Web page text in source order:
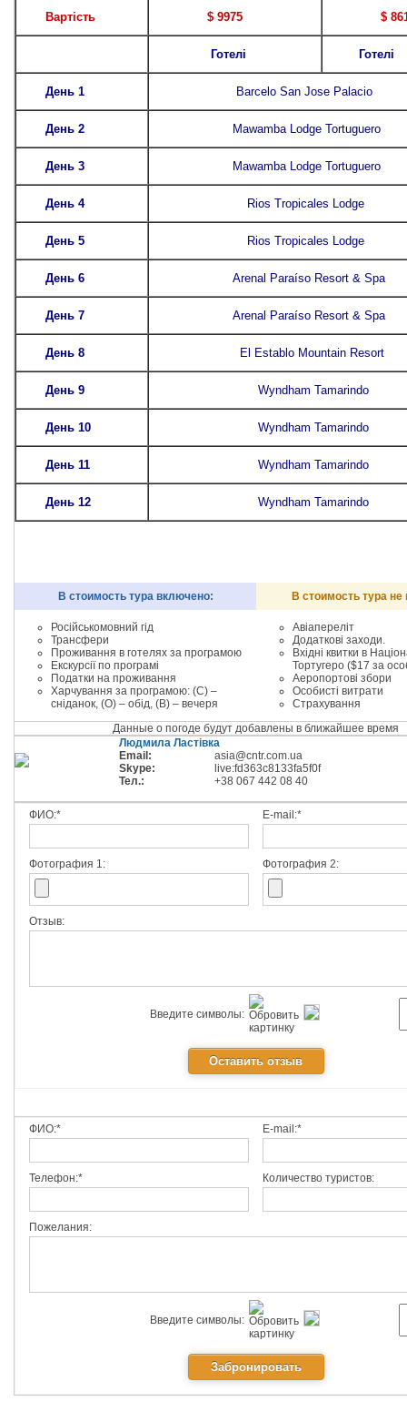
Вартість $ 9975 $
Готелі Готелі
День 1 Barcelo San Jose Palacio
День 2 Mawamba Lodge Tortuguero
День 3 Mawamba Lodge Tortuguero
День 4 Rios Tropicales Lodge
День 5 Rios Tropicales Lodge
День 6 Arenal Paraíso Resort & Spa
День 7 Arenal Paraíso Resort & Spa
День 8 El Establo Mountain Resort
День 9 Wyndham Tamarindo
День 10 Wyndham Tamarindo
День 11 Wyndham Tamarindo
День 12 Wyndham Tamarindo
В стоимость тура включено: В стоимость тура
Російськомовний гід
Трансфери
Проживання в готелях за програмою
Екскурсії по програмі
Податки на проживання
Харчування за програмою: (С) –
сніданок, (О) – обід, (В) – вечеря
Авіапереліт
Додаткові заходи.
Вхідні квитки в
Тортугеро ($17 за
Аеропортові збори
Особисті витрати
Страхування
Данные о погоде будут добавлены в ближайшее время
Людмила Ластівка
Email:
asia@cntr.com.ua
Skype:
live:fd363c8133fa5f0f
Тел.:
+38 067 442 08 40
ФИО:* E-mail:*
Фотография 1: Фотография 2:
Отзыв:
Введите символы:
ФИО:* E-mail:*
Телефон:* Количество туристов:
Пожелания:
Введите символы: